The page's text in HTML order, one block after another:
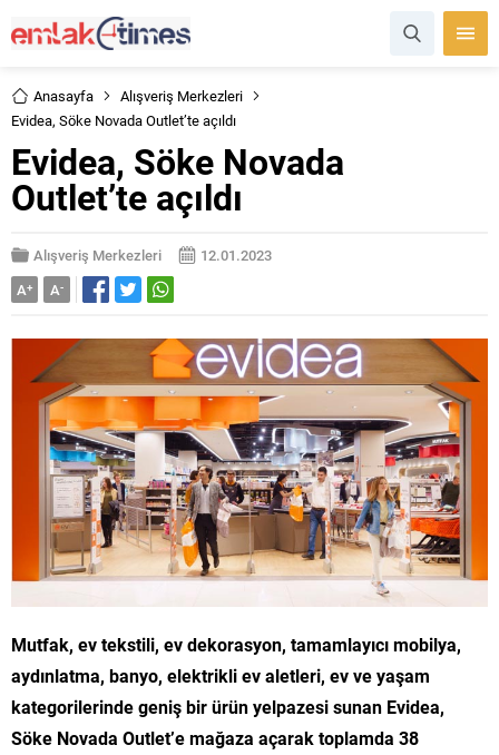
Anasayfa
Alışveriş Merkezleri
Evidea, Söke Novada Outlet’te açıldı
Evidea, Söke Novada
Outlet’te açıldı
Alışveriş Merkezleri
12.01.2023
A+ A-
Mutfak, ev tekstili, ev dekorasyon, tamamlayıcı mobilya,
aydınlatma, banyo, elektrikli ev aletleri, ev ve yaşam
kategorilerinde geniş bir ürün yelpazesi sunan Evidea,
Söke Novada Outlet’e mağaza açarak toplamda 38